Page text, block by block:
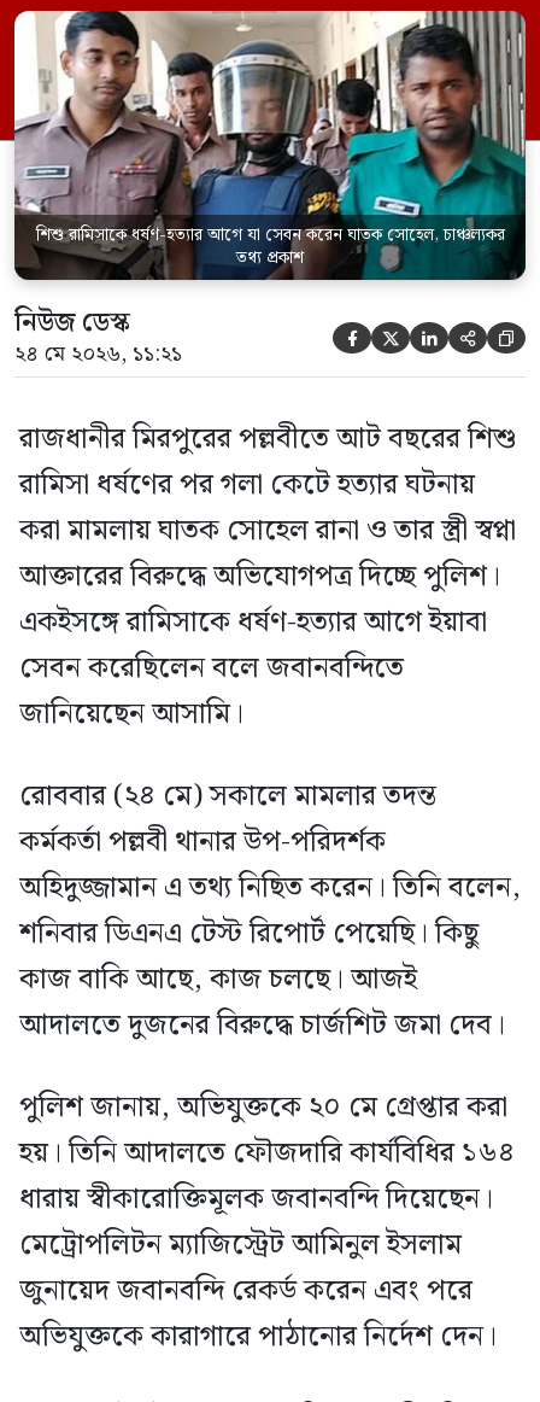
সেবন করেছিলেন বলে জবানবন্দিতে
জানিয়েছেন আসামি। রোববার (২৪ মে) সকালে
মামলার তদন্ত কর্মকর্তা পল্লবী থানার উপ-
পরিদর্শক অহিদুজ্জামান এ তথ্য নিছিত করেন।
তিনি বলেন, […]
শিশু রামিসাকে ধর্ষণ-হত্যার আগে যা সেবন করেন ঘাতক সোহেল, চাঞ্চল্যকর
তথ্য প্রকাশ
নিউজ ডেস্ক
২৪ মে ২০২৬, ১১:২১     
রাজধানীর মিরপুরের পল্লবীতে আট বছরের শিশু
রামিসা ধর্ষণের পর গলা কেটে হত্যার ঘটনায়
করা মামলায় ঘাতক সোহেল রানা ও তার স্ত্রী স্বপ্না
আক্তারের বিরুদ্ধে অভিযোগপত্র দিচ্ছে পুলিশ।
একইসঙ্গে রামিসাকে ধর্ষণ-হত্যার আগে ইয়াবা
সেবন করেছিলেন বলে জবানবন্দিতে
জানিয়েছেন আসামি।
রোববার (২৪ মে) সকালে মামলার তদন্ত
কর্মকর্তা পল্লবী থানার উপ-পরিদর্শক
অহিদুজ্জামান এ তথ্য নিছিত করেন। তিনি বলেন,
শনিবার ডিএনএ টেস্ট রিপোর্ট পেয়েছি। কিছু
কাজ বাকি আছে, কাজ চলছে। আজই
আদালতে দুজনের বিরুদ্ধে চার্জশিট জমা দেব।
পুলিশ জানায়, অভিযুক্তকে ২০ মে গ্রেপ্তার করা
হয়। তিনি আদালতে ফৌজদারি কার্যবিধির ১৬৪
ধারায় স্বীকারোক্তিমূলক জবানবন্দি দিয়েছেন।
মেট্রোপলিটন ম্যাজিস্ট্রেট আমিনুল ইসলাম
জুনায়েদ জবানবন্দি রেকর্ড করেন এবং পরে
অভিযুক্তকে কারাগারে পাঠানোর নির্দেশ দেন।